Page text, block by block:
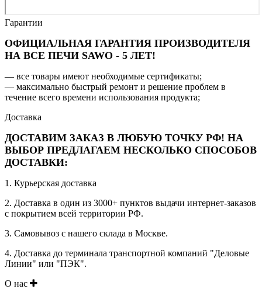
Гарантии
ОФИЦИАЛЬНАЯ ГАРАНТИЯ ПРОИЗВОДИТЕЛЯ
НА ВСЕ ПЕЧИ SAWO - 5 ЛЕТ!
— все товары имеют необходимые сертификаты;
— максимально быстрый ремонт и решение проблем в
течение всего времени использования продукта;
Доставка
ДОСТАВИМ ЗАКАЗ В ЛЮБУЮ ТОЧКУ РФ! НА
ВЫБОР ПРЕДЛАГАЕМ НЕСКОЛЬКО СПОСОБОВ
ДОСТАВКИ:
1. Курьерская доставка
2. Доставка в один из 3000+ пунктов выдачи интернет-заказов
с покрытием всей территории РФ.
3. Самовывоз с нашего склада в Москве.
4. Доставка до терминала транспортной компаний "Деловые
Линии" или "ПЭК".
О нас